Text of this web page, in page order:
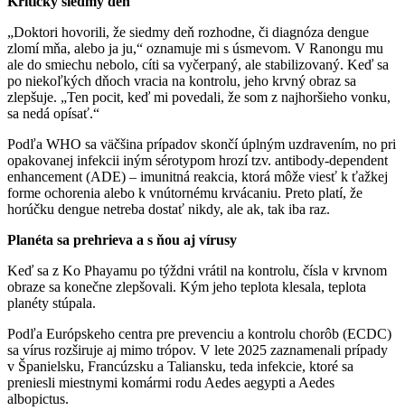
„Doktori hovorili, že siedmy deň rozhodne, či diagnóza dengue
zlomí mňa, alebo ja ju,“ oznamuje mi s úsmevom. V Ranongu mu
ale do smiechu nebolo, cíti sa vyčerpaný, ale stabilizovaný. Keď sa
po niekoľkých dňoch vracia na kontrolu, jeho krvný obraz sa
zlepšuje. „Ten pocit, keď mi povedali, že som z najhoršieho vonku,
sa nedá opísať.“
Podľa WHO sa väčšina prípadov skončí úplným uzdravením, no pri
opakovanej infekcii iným sérotypom hrozí tzv. antibody-dependent
enhancement (ADE) – imunitná reakcia, ktorá môže viesť k ťažkej
forme ochorenia alebo k vnútornému krvácaniu. Preto platí, že
horúčku dengue netreba dostať nikdy, ale ak, tak iba raz.
Planéta sa prehrieva a s ňou aj vírusy
Keď sa z Ko Phayamu po týždni vrátil na kontrolu, čísla v krvnom
obraze sa konečne zlepšovali. Kým jeho teplota klesala, teplota
planéty stúpala.
Podľa Európskeho centra pre prevenciu a kontrolu chorôb (ECDC)
sa vírus rozširuje aj mimo trópov. V lete 2025 zaznamenali prípady
v Španielsku, Francúzsku a Taliansku, teda infekcie, ktoré sa
preniesli miestnymi komármi rodu Aedes aegypti a Aedes
albopictus.